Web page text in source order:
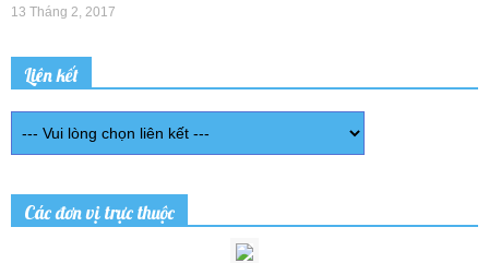
13 Tháng 2, 2017
Liên kết
Các đơn vị trực thuộc